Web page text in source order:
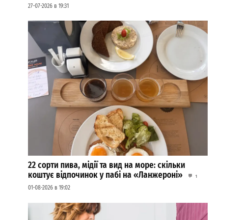
27-07-2026 в 19:31
22 сорти пива, мідії та вид на море: скільки
коштує відпочинок у пабі на «Ланжероні»
1
01-08-2026 в 19:02